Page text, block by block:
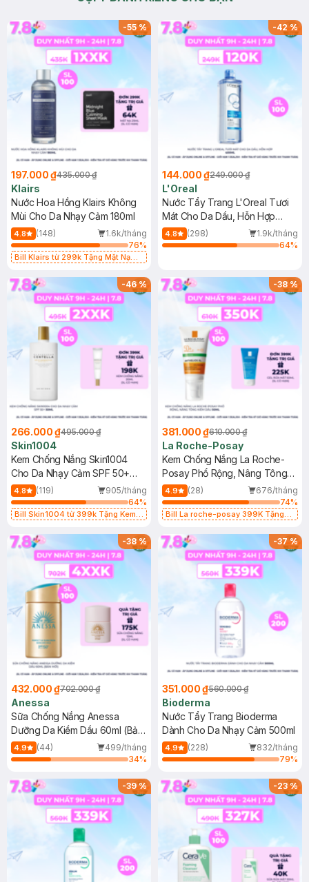
-55%
197.000 ₫435.000 ₫
Klairs
Nước Hoa Hồng Klairs Không
Mùi Cho Da Nhạy Cảm 180ml
4.8 (148)
1.6k/tháng
76%
Bill Klairs từ 299k Tặng Mặt Nạ
25ml (SL Có Hạn)
-42%
144.000 ₫249.000 ₫
L'Oreal
Nước Tẩy Trang L'Oreal Tươi
Mát Cho Da Dầu, Hỗn Hợp
400ml
4.8 (298)
1.9k/tháng
64%
-46%
266.000 ₫495.000 ₫
Skin1004
Kem Chống Nắng Skin1004
Cho Da Nhạy Cảm SPF 50+
50ml
4.8 (119)
905/tháng
64%
Bill Skin1004 từ 399k Tặng Kem
SPF 50+ 20ml (SL Có Hạn)
-38%
381.000 ₫610.000 ₫
La Roche-Posay
Kem Chống Nắng La Roche-
Posay Phổ Rộng, Nâng Tông
Kiềm Dầu 50ml
4.9 (28)
676/tháng
74%
Bill La roche-posay 399K Tặng
(SL có hạn)
-38%
432.000 ₫702.000 ₫
Anessa
Sữa Chống Nắng Anessa
Dưỡng Da Kiềm Dầu 60ml (Bản
Mới)
4.9 (44)
499/tháng
34%
-37%
351.000 ₫560.000 ₫
Bioderma
Nước Tẩy Trang Bioderma
Dành Cho Da Nhạy Cảm 500ml
4.9 (228)
832/tháng
79%
-39% -23%